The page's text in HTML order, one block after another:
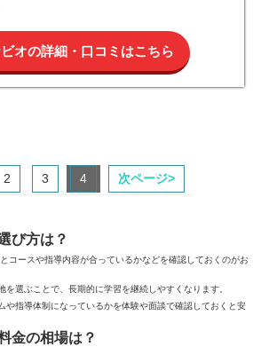
オの詳細・口コミはこちら
2 3 4 次ページ>
び方は？
コースや指導内容が合っているかなどを確認しておくのがお
選ぶことで、長期的に学習を継続しやすくなります。
や指導体制になっているかを体験や面談で確認しておくと安
金の相場は？